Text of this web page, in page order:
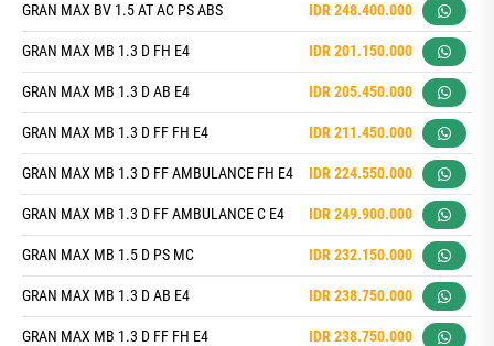
GRAN MAX BV 1.5 AT AC PS ABS IDR 248.400.000
GRAN MAX MB 1.3 D FH E4 IDR 201.150.000
GRAN MAX MB 1.3 D AB E4 IDR 205.450.000
GRAN MAX MB 1.3 D FF FH E4 IDR 211.450.000
GRAN MAX MB 1.3 D FF AMBULANCE FH E4 IDR 224.550.000
GRAN MAX MB 1.3 D FF AMBULANCE C E4 IDR 249.900.000
GRAN MAX MB 1.5 D PS MC IDR 232.150.000
GRAN MAX MB 1.3 D AB E4 IDR 238.750.000
GRAN MAX MB 1.3 D FF FH E4 IDR 238.750.000